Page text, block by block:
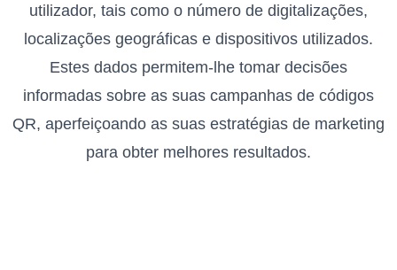
utilizador, tais como o número de digitalizações,
localizações geográficas e dispositivos utilizados.
Estes dados permitem-lhe tomar decisões
informadas sobre as suas campanhas de códigos
QR, aperfeiçoando as suas estratégias de marketing
para obter melhores resultados.